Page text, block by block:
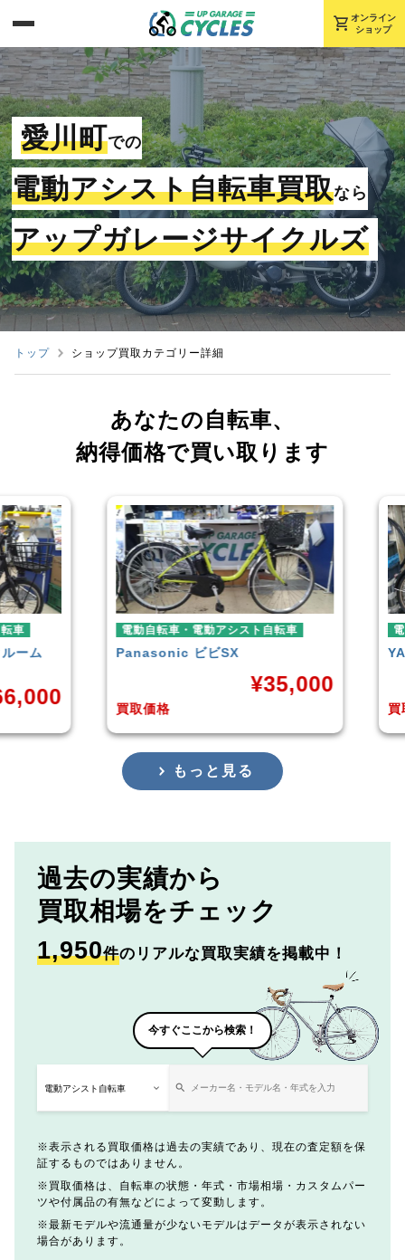
shopping_cart オンライン
ショップ
愛川町での
電動アシスト自転車買取なら
アップガレージサイクルズ
トップ ショップ買取カテゴリー詳細
あなたの自転車、
納得価格で買い取ります
電動自転車・電動アシスト自転車
PanasonicビビSX
35,000
電動自転
YAMAHA
もっと見る
過去の実績から
買取相場をチェック
1,950件のリアルな買取実績を掲載中！
今すぐここから検索！
表示される買取価格は過去の実績であり、現在の査定額を保
証するものではありません。
買取価格は、自転車の状態・年式・市場相場・カスタムパー
ツや付属品の有無などによって変動します。
最新モデルや流通量が少ないモデルはデータが表示されない
場合があります。